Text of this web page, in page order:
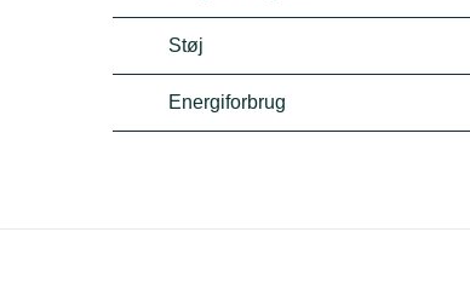
Støj
Energiforbrug